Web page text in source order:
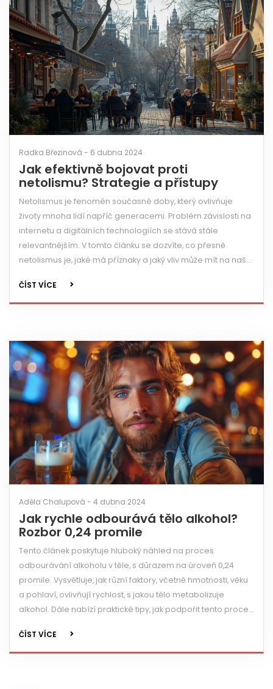
Radka Březinová - 6 dubna 2024
Jak efektivně bojovat proti
netolismu? Strategie a přístupy
Netolismus je fenomén současné doby, který ovlivňuje
životy mnoha lidí napříč generacemi. Problém závislosti na
internetu a digitálních technologiích se stává stále
relevantnějším. V tomto článku se dozvíte, co přesně
netolismus je, jaké má příznaky a jaký vliv může mít na naše
vyhýbat nebo jak ze spirály závislosti na internetu uniknout.
ČÍST VÍCE
Adéla Chalupová - 4 dubna 2024
Jak rychle odbourává tělo alkohol?
Rozbor 0,24 promile
Tento článek poskytuje hluboký náhled na proces
odbourávání alkoholu v těle, s důrazem na úroveň 0,24
promile. Vysvětluje, jak různí faktory, včetně hmotnosti, věku
a pohlaví, ovlivňují rychlost, s jakou tělo metabolizuje
alkohol. Dále nabízí praktické tipy, jak podpořit tento proces
běžných aktivit po požití alkoholu.
ČÍST VÍCE